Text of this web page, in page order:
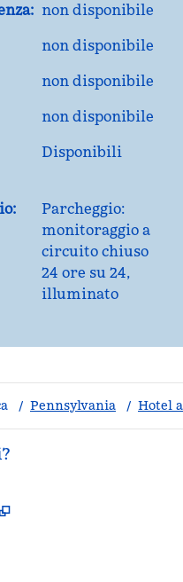
non disponibile
non disponibile
non disponibile
non disponibile
Disponibili
Parcheggio:
monitoraggio a
circuito chiuso
24 ore su 24,
illuminato
/ Pennsylvania / Hotel
,